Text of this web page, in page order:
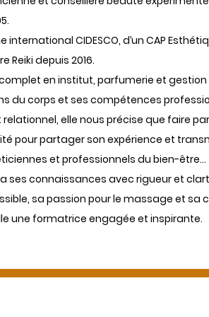
international CIDESCO, d’un CAP
Reiki depuis 2016.
en institut, parfumerie et
du corps et ses compétences
relationnel, elle nous précise que faire
pour partager son expérience et
et professionnels du bien-être…
ses connaissances avec rigueur et
sa passion pour le massage et sa
une formatrice engagée et inspirante.